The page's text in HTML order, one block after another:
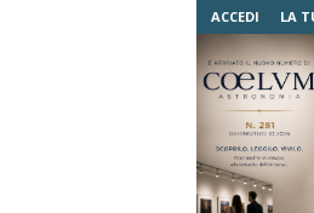
ACCEDI LA